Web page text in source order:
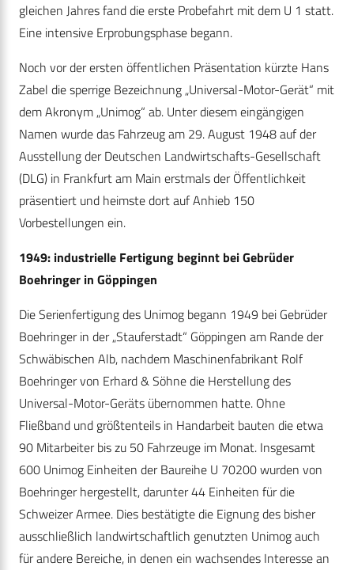
gleichen Jahres fand die erste Probefahrt mit dem U 1 statt.
Eine intensive Erprobungsphase begann.
Noch vor der ersten öffentlichen Präsentation kürzte Hans
Zabel die sperrige Bezeichnung „Universal-Motor-Gerät“ mit
dem Akronym „Unimog“ ab. Unter diesem eingängigen
Namen wurde das Fahrzeug am 29. August 1948 auf der
Ausstellung der Deutschen Landwirtschafts-Gesellschaft
(DLG) in Frankfurt am Main erstmals der Öffentlichkeit
präsentiert und heimste dort auf Anhieb 150
Vorbestellungen ein.
1949: industrielle Fertigung beginnt bei Gebrüder
Boehringer in Göppingen
Die Serienfertigung des Unimog begann 1949 bei Gebrüder
Boehringer in der „Stauferstadt“ Göppingen am Rande der
Schwäbischen Alb, nachdem Maschinenfabrikant Rolf
Boehringer von Erhard & Söhne die Herstellung des
Universal-Motor-Geräts übernommen hatte. Ohne
Fließband und größtenteils in Handarbeit bauten die etwa
90 Mitarbeiter bis zu 50 Fahrzeuge im Monat. Insgesamt
600 Unimog Einheiten der Baureihe U 70200 wurden von
Boehringer hergestellt, darunter 44 Einheiten für die
Schweizer Armee. Dies bestätigte die Eignung des bisher
ausschließlich landwirtschaftlich genutzten Unimog auch
für andere Bereiche, in denen ein wachsendes Interesse an